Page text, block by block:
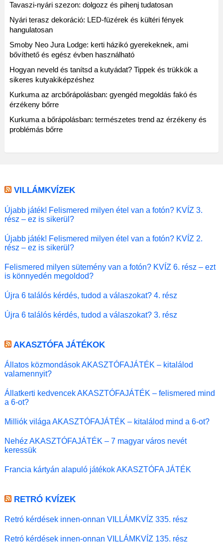
Tavaszi-nyári szezon: dolgozz és pihenj tudatosan
Nyári terasz dekoráció: LED-füzérek és kültéri fények
hangulatosan
Smoby Neo Jura Lodge: kerti házikó gyerekeknek, ami
bővíthető és egész évben használható
Hogyan neveld és tanítsd a kutyádat? Tippek és trükkök a
sikeres kutyakiképzéshez
Kurkuma az arcbőrápolásban: gyengéd megoldás fakó és
érzékeny bőrre
Kurkuma a bőrápolásban: természetes trend az érzékeny és
problémás bőrre
VILLÁMKVÍZEK
Újabb játék! Felismered milyen étel van a fotón? KVÍZ 3.
rész – ez is sikerül?
Újabb játék! Felismered milyen étel van a fotón? KVÍZ 2.
rész – ez is sikerül?
Felismered milyen sütemény van a fotón? KVÍZ 6. rész – ezt
is könnyedén megoldod?
Újra 6 találós kérdés, tudod a válaszokat? 4. rész
Újra 6 találós kérdés, tudod a válaszokat? 3. rész
AKASZTÓFA JÁTÉKOK
Állatos közmondások AKASZTÓFAJÁTÉK – kitalálod
valamennyit?
Állatkerti kedvencek AKASZTÓFAJÁTÉK – felismered mind
a 6-ot?
Milliók világa AKASZTÓFAJÁTÉK – kitalálod mind a 6-ot?
Nehéz AKASZTÓFAJÁTÉK – 7 magyar város nevét
keressük
Francia kártyán alapuló játékok AKASZTÓFA JÁTÉK
RETRÓ KVÍZEK
Retró kérdések innen-onnan VILLÁMKVÍZ 335. rész
Retró kérdések innen-onnan VILLÁMKVÍZ 135. rész